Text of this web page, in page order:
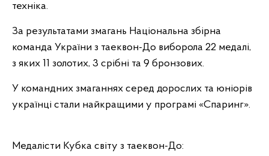
техніка.
За результатами змагань Національна збірна
команда України з таеквон-До виборола 22 медалі,
з яких 11 золотих, 3 срібні та 9 бронзових.
У командних змаганнях серед дорослих та юніорів
українці стали найкращими у програмі «Спаринг».
Медалісти Кубка світу з таеквон-До: